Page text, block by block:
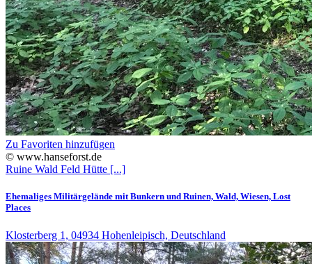
Zu Favoriten hinzufügen
© www.hanseforst.de
Ruine Wald Feld Hütte [...]
Ehemaliges Militärgelände mit Bunkern und Ruinen, Wald, Wiesen, Lost
Places
Klosterberg 1, 04934 Hohenleipisch, Deutschland